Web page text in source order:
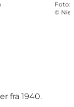
Foto:
©
fra 1940.